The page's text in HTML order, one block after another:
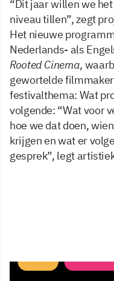
“Dit jaar willen we
niveau tillen”, zegt
Het nieuwe
Nederlands- als
Rooted Cinema,
gewortelde
festivalthema: Wat
volgende: “Wat voor
hoe we dat doen,
krijgen en wat er
gesprek”, legt